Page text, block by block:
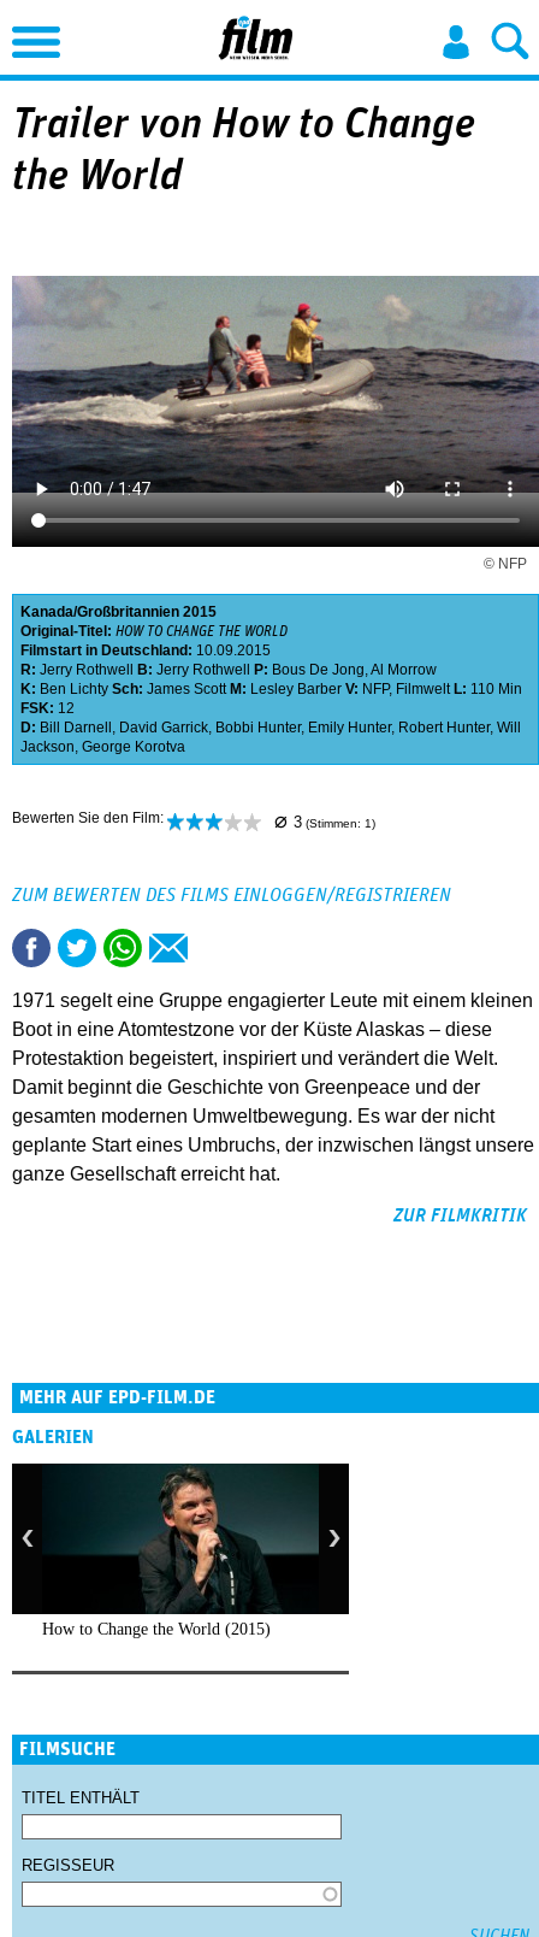
Jump to Navigation
Trailer von How to Change
the World
© NFP
Kanada Großbritannien 2015
Original-Titel: HOW TO CHANGE THE WORLD
Filmstart in Deutschland: 10.09.2015
R: Jerry Rothwell B: Jerry Rothwell P: Bous De Jong,Al Morrow
K: Ben Lichty Sch: James Scott M: Lesley Barber V: NFP, Filmwelt L: 110 Min
FSK: 12
D: Bill Darnell , David Garrick, Bobbi Hunter, Emily Hunter, Robert Hunter, Will
Jackson, George Korotva
Bewerten Sie den Film: ⌀ 3 (Stimmen: 1)
ZUM BEWERTEN DES FILMS EINLOGGEN/REGISTRIEREN
1971 segelt eine Gruppe engagierter Leute mit einem kleinen
Boot in eine Atomtestzone vor der Küste Alaskas – diese
Protestaktion begeistert, inspiriert und verändert die Welt.
Damit beginnt die Geschichte von Greenpeace und der
gesamten modernen Umweltbewegung. Es war der nicht
geplante Start eines Umbruchs, der inzwischen längst unsere
ganze Gesellschaft erreicht hat.
ZUR FILMKRITIK
MEHR AUF EPD-FILM.DE
GALERIEN
How to Change the World (2015)
FILMSUCHE
TITEL ENTHÄLT
REGISSEUR